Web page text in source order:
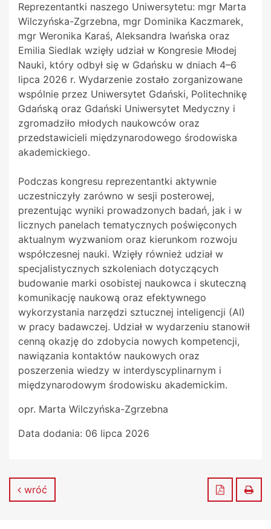
Reprezentantki naszego Uniwersytetu: mgr Marta
Wilczyńska-Zgrzebna, mgr Dominika Kaczmarek,
mgr Weronika Karaś, Aleksandra Iwańska oraz
Emilia Siedlak wzięły udział w Kongresie Młodej
Nauki, który odbył się w Gdańsku w dniach 4–6
lipca 2026 r. Wydarzenie zostało zorganizowane
wspólnie przez Uniwersytet Gdański, Politechnikę
Gdańską oraz Gdański Uniwersytet Medyczny i
zgromadziło młodych naukowców oraz
przedstawicieli międzynarodowego środowiska
akademickiego.
Podczas kongresu reprezentantki aktywnie
uczestniczyły zarówno w sesji posterowej,
prezentując wyniki prowadzonych badań, jak i w
licznych panelach tematycznych poświęconych
aktualnym wyzwaniom oraz kierunkom rozwoju
współczesnej nauki. Wzięły również udział w
specjalistycznych szkoleniach dotyczących
budowanie marki osobistej naukowca i skuteczną
komunikację naukową oraz efektywnego
wykorzystania narzędzi sztucznej inteligencji (AI)
w pracy badawczej. Udział w wydarzeniu stanowił
cenną okazję do zdobycia nowych kompetencji,
nawiązania kontaktów naukowych oraz
poszerzenia wiedzy w interdyscyplinarnym i
międzynarodowym środowisku akademickim.
opr. Marta Wilczyńska-Zgrzebna
Data dodania: 06 lipca 2026
wróć Zapisz do